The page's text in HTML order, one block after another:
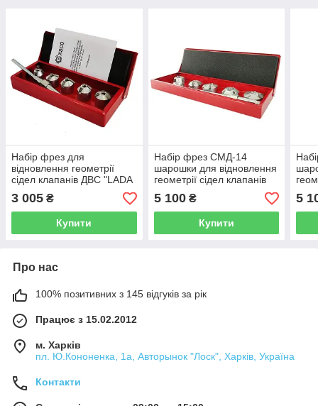
Набір фрез для
відновлення геометрії
сідел клапанів ДВС "LADA
2110 16кл." SVCK1010
KhZSO
3 005 ₴
Купити
Набір фрез СМД-14
шарошки для відновлення
геометрії сідел клапанів
ДВС SVCK14SMD KhZSO
5 100₴
Купити
ДВС
5
Про нас
100% позитивних з 145 відгуків за рік
Працює з 15.02.2012
м. Харків
пл. Ю.Кононенка, 1а, Авторынок "Лоск", Харків, Україна
Контакти